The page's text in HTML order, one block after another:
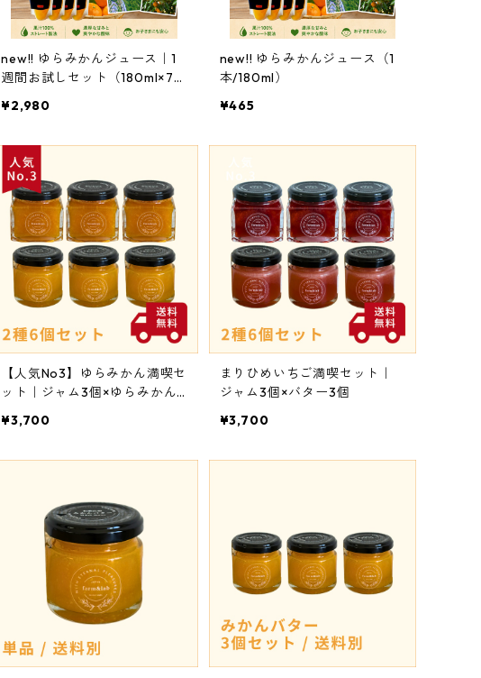
new!! ゆらみかんジュース｜1
週間お試しセット（180ml×7
¥2,980
new!! ゆらみかんジュース（1
本/180ml）
¥465
【人気No3】ゆらみかん満喫セ
ット｜ジャム3個×ゆらみかん
¥3,700
まりひめいちご満喫セット｜
ジャム3個×バター3個
¥3,700